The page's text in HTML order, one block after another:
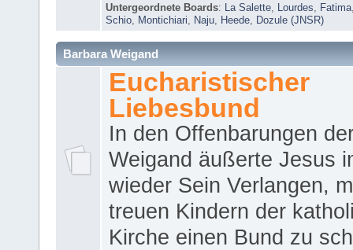
Untergeordnete Boards: La Salette Lourdes Fatima
Schio
Montichiari Naju Heede Dozule (JNSR)
Barbara Weigand
Eucharistischer
Liebesbund
In den Offenbarungen
Weigand äußerte Jesus
wieder Sein Verlangen,
treuen Kindern der
Kirche einen Bund zu